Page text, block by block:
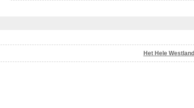
Het Hele Westland